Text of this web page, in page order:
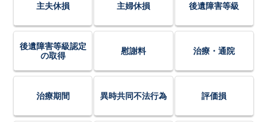
主夫休損 主婦休損 後遺障害等級
後遺障害等級認定
の取得
慰謝料 治療・通院
治療期間 異時共同不法行為 評価損